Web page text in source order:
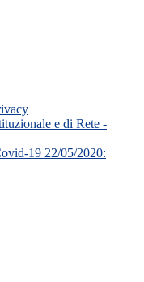
e di Rete -
19 22/05/2020: